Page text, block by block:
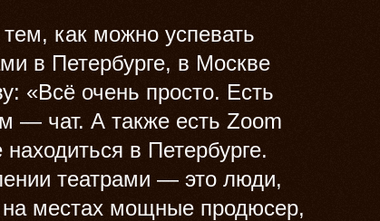
как можно успевать
в Петербурге, в Москве
«Всё очень просто. Есть
— чат. А также есть Zoom
в Петербурге.
театрами — это люди,
на местах мощные продюсер,